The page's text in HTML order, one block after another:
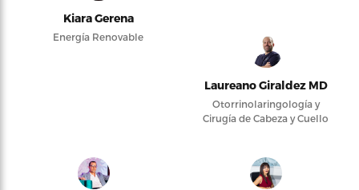
Kiara Gerena
Energía Renovable
Laureano Giraldez MD
Otorrinolaringología y
Cirugía de Cabeza y Cuello